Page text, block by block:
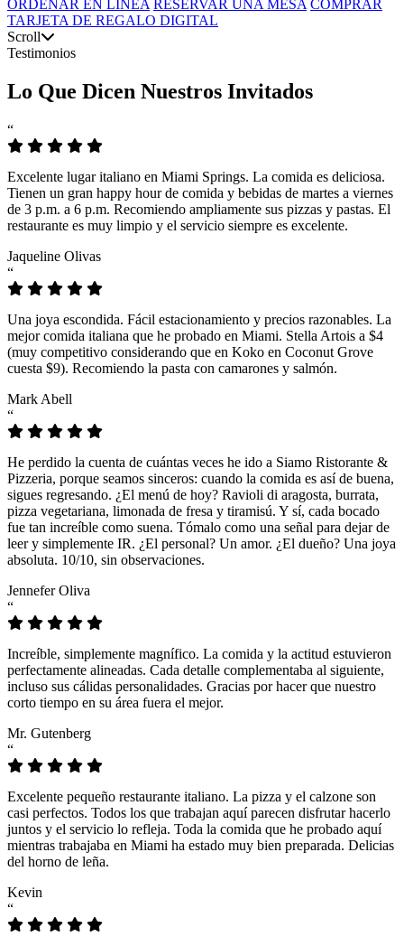
ORDENAR EN LÍNEA RESERVAR UNA MESA COMPRAR
TARJETA DE REGALO DIGITAL
Scroll
Testimonios
Lo Que Dicen Nuestros Invitados
“
Excelente lugar italiano en Miami Springs. La comida es deliciosa.
Tienen un gran happy hour de comida y bebidas de martes a viernes
de 3 p.m. a 6 p.m. Recomiendo ampliamente sus pizzas y pastas. El
restaurante es muy limpio y el servicio siempre es excelente.
Jaqueline Olivas
“
Una joya escondida. Fácil estacionamiento y precios razonables. La
mejor comida italiana que he probado en Miami. Stella Artois a $4
(muy competitivo considerando que en Koko en Coconut Grove
cuesta $9). Recomiendo la pasta con camarones y salmón.
Mark Abell
“
He perdido la cuenta de cuántas veces he ido a Siamo Ristorante &
Pizzeria, porque seamos sinceros: cuando la comida es así de buena,
sigues regresando. ¿El menú de hoy? Ravioli di aragosta, burrata,
pizza vegetariana, limonada de fresa y tiramisú. Y sí, cada bocado
fue tan increíble como suena. Tómalo como una señal para dejar de
leer y simplemente IR. ¿El personal? Un amor. ¿El dueño? Una joya
absoluta. 10/10, sin observaciones.
Jennefer Oliva
“
Increíble, simplemente magnífico. La comida y la actitud estuvieron
perfectamente alineadas. Cada detalle complementaba al siguiente,
incluso sus cálidas personalidades. Gracias por hacer que nuestro
corto tiempo en su área fuera el mejor.
Mr. Gutenberg
“
Excelente pequeño restaurante italiano. La pizza y el calzone son
casi perfectos. Todos los que trabajan aquí parecen disfrutar hacerlo
juntos y el servicio lo refleja. Toda la comida que he probado aquí
mientras trabajaba en Miami ha estado muy bien preparada. Delicias
del horno de leña.
Kevin
“